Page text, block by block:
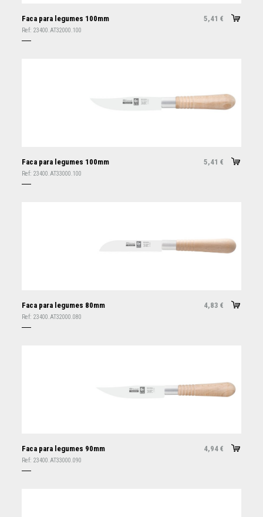
Faca para legumes 100mm 5,41 €
Ref: 23400.AT32000.100
Faca para legumes 100mm 5,41 €
Ref: 23400.AT33000.100
Faca para legumes 80mm 4,83 €
Ref: 23400.AT32000.080
Faca para legumes 90mm 4,94 €
Ref: 23400.AT33000.090